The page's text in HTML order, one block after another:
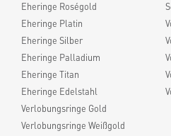
Eheringe Roségold
Eheringe Platin
Eheringe Silber
Eheringe Palladium
Eheringe Titan
Eheringe Edelstahl
Verlobungsringe Gold
Verlobungsringe Weißgold